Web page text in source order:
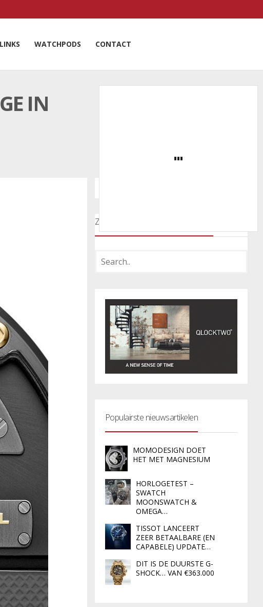
LINKS WATCHPODS CONTACT
IN
Zoeken door onze nieuwsartikelen
Populairste nieuwsartikelen
MOMODESIGN DOET
HET MET MAGNESIUM
HORLOGETEST –
SWATCH
MOONSWATCH &
OMEGA…
TISSOT LANCEERT
ZEER BETAALBARE (EN
CAPABELE) UPDATE…
DIT IS DE DUURSTE G-
SHOCK… VAN €363.000